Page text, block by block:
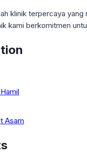
klinik terpercaya
kami berkomitmen
Asam